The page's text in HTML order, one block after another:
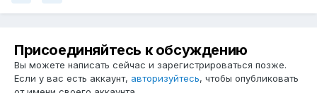
Присоединяйтесь к обсуждению
Вы можете написать сейчас и зарегистрироваться позже.
Если у вас есть аккаунт, авторизуйтесь, чтобы опубликовать